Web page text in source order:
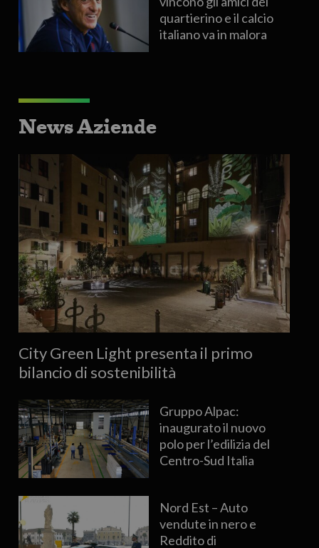
quartierino e il calcio
italiano va in malora
News Aziende
City Green Light presenta il primo
bilancio di sostenibilità
Gruppo Alpac:
inaugurato il nuovo
polo per l’edilizia del
Centro-Sud Italia
Nord Est – Auto
vendute in nero e
Reddito di